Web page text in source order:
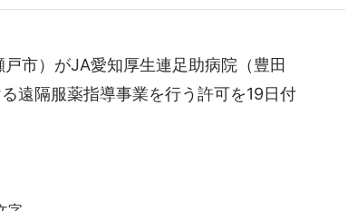
市）がJA愛知厚生連足助病院（豊田
遠隔服薬指導事業を行う許可を19日付